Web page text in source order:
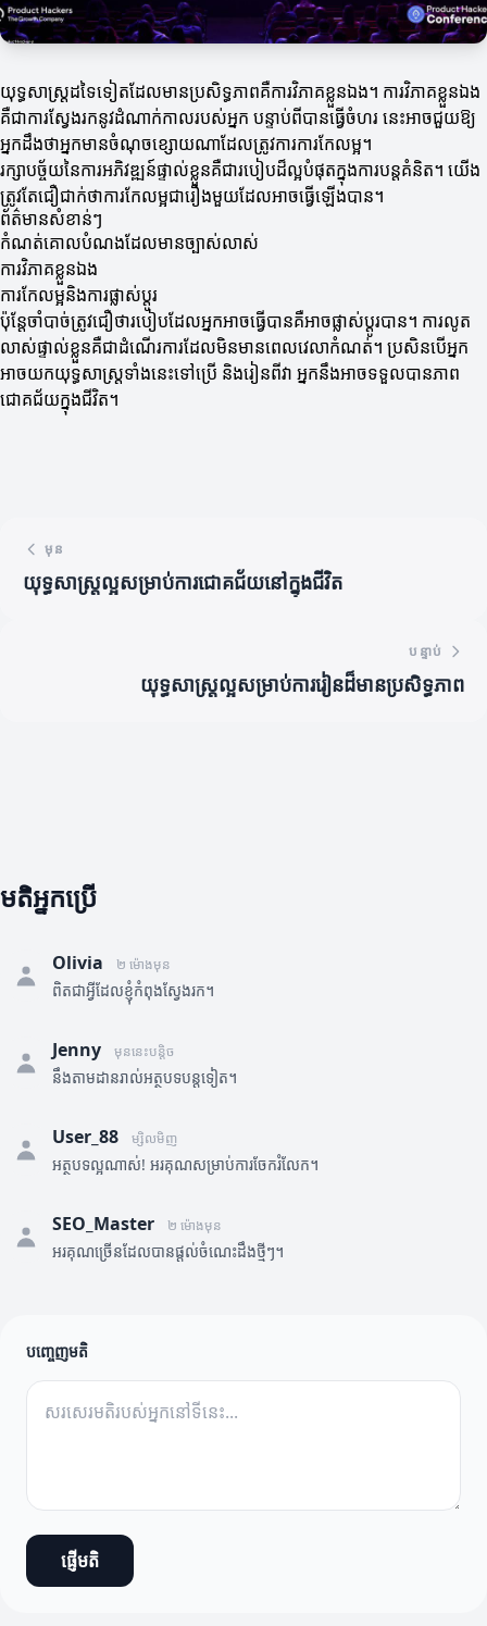
យុទ្ធសាស្ត្រដទៃទៀតដែលមានប្រសិទ្ធភាពគឺការវិភាគខ្លួនឯង។ ការវិភាគខ្លួនឯង
គឺជាការស្វែងរកនូវដំណាក់កាលរបស់អ្នក បន្ទាប់ពីបានធ្វើចំហរ នេះអាចជួយឱ្យ
អ្នកដឹងថាអ្នកមានចំណុចខ្សោយណាដែលត្រូវការការកែលម្អ។
រក្សាបច្ច័យនៃការអភិវឌ្ឍន៍ផ្ទាល់ខ្លួនគឺជារបៀបដ៏ល្អបំផុតក្នុងការបន្តគំនិត។ យើង
ត្រូវតែជឿជាក់ថាការកែលម្អជារឿងមួយដែលអាចធ្វើឡើងបាន។
ព័ត៌មានសំខាន់ៗ
កំណត់គោលបំណងដែលមានច្បាស់លាស់
ការវិភាគខ្លួនឯង
ការកែលម្អនិងការផ្លាស់ប្តូរ
ប៉ុន្តែចាំបាច់ត្រូវជឿថារបៀបដែលអ្នកអាចធ្វើបានគឺអាចផ្លាស់ប្តូរបាន។ ការលូត
លាស់ផ្ទាល់ខ្លួនគឺជាដំណើរការដែលមិនមានពេលវេលាកំណត់។ ប្រសិនបើអ្នក
អាចយកយុទ្ធសាស្ត្រទាំងនេះទៅប្រើ និងរៀនពីវា អ្នកនឹងអាចទទួលបានភាព
ជោគជ័យក្នុងជីវិត។
មុន
យុទ្ធសាស្ត្រល្អសម្រាប់ការជោគជ័យនៅក្នុងជីវិត
បន្ទាប់
យុទ្ធសាស្ត្រល្អសម្រាប់ការរៀនដ៏មានប្រសិទ្ធភាព
មតិអ្នកប្រើ
Olivia ២ ម៉ោងមុន
ពិតជាអ្វីដែលខ្ញុំកំពុងស្វែងរក។
Jenny មុននេះបន្តិច
នឹងតាមដានរាល់អត្ថបទបន្តទៀត។
User_88 ម្សិលមិញ
អត្ថបទល្អណាស់! អរគុណសម្រាប់ការចែករំលែក។
SEO_Master ២ ម៉ោងមុន
អរគុណច្រើនដែលបានផ្តល់ចំណេះដឹងថ្មីៗ។
បញ្ចេញមតិ
ផ្ញើមតិ